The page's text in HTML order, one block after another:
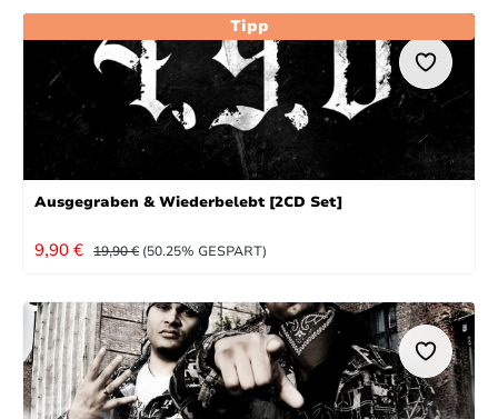
Tipp
Ausgegraben & Wiederbelebt [2CD Set]
VERKAUFSPREIS:
9,90 € REGULÄRER PREIS:
19,90 € (50.25% GESPART)